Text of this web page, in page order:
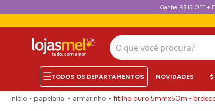
Ganhe R$15 OFF +
O que você procura?
NOVIDADES $
papelaria armarinho fitilho ouro 5mmx50m -